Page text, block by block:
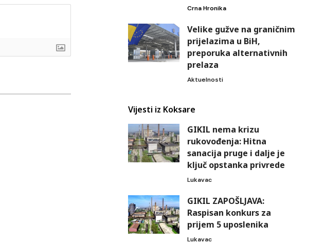
Crna Hronika
Velike gužve na graničnim
prijelazima u BiH,
preporuka alternativnih
prelaza
Aktuelnosti
Vijesti iz Koksare
GIKIL nema krizu
rukovođenja: Hitna
sanacija pruge i dalje je
ključ opstanka privrede
Lukavac
GIKIL ZAPOŠLJAVA:
Raspisan konkurs za
prijem 5 uposlenika
Lukavac